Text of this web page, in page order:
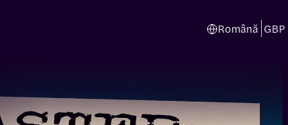
Română GBP